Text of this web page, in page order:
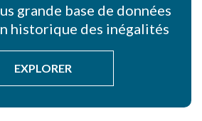
grande base de données
historique des inégalités
EXPLORER